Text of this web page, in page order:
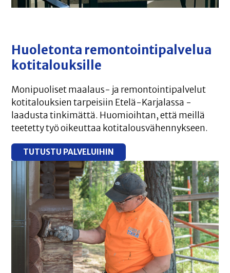
Huoletonta remontointipalvelua
kotitalouksille
Monipuoliset maalaus- ja remontointipalvelut
kotitalouksien tarpeisiin Etelä-Karjalassa -
laadusta tinkimättä. Huomioihtan, että meillä
teetetty työ oikeuttaa kotitalousvähennykseen.
TUTUSTU PALVELUIHIN